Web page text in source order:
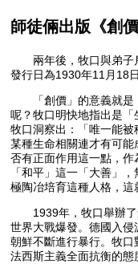
師徒倆出版《創
兩年後，牧口與弟子
發行日為1930年11月18
「創價」的意義就是
呢？牧口明快地指出是「
牧口洞察出：「唯一能
某種生命相關連才有可
否有正面作用這一點，
「和平」這一「大善」
極陶冶培育這種人格，這
1939年，牧口舉辦了
世界大戰爆發。德國入
朝鮮不斷進行暴行。牧
法西斯主義全面抗衡的